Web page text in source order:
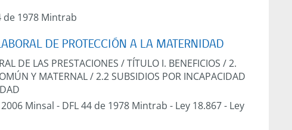
de 1978 Mintrab
DE PROTECCIÓN A LA MATERNIDAD
DE LAS PRESTACIONES /TÍTULO I. BENEFICIOS /2.
Y MATERNAL/2.2 SUBSIDIOS POR INCAPACIDAD
Minsal - DFL 44 de 1978 Mintrab - Ley 18.867- Ley